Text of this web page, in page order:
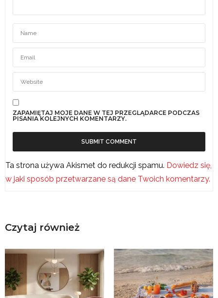
ZAPAMIĘTAJ MOJE DANE W TEJ PRZEGLĄDARCE PODCZAS
PISANIA KOLEJNYCH KOMENTARZY.
Ta strona używa Akismet do redukcji spamu. Dowiedz się,
w jaki sposób przetwarzane są dane Twoich komentarzy.
Czytaj również